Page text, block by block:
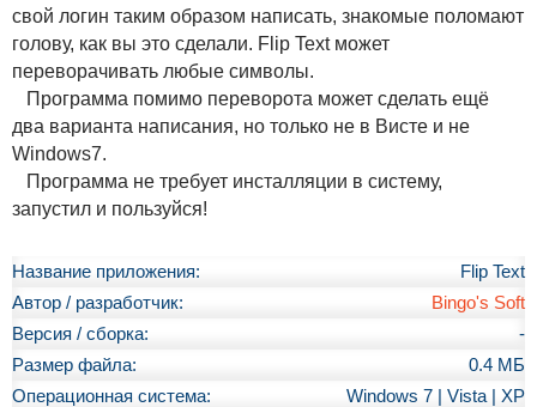
свой логин таким образом написать, знакомые поломают
голову, как вы это сделали. Flip Text может
переворачивать любые символы.
Программа помимо переворота может сделать ещё
два варианта написания, но только не в Висте и не
Windows7.
Программа не требует инсталляции в систему,
запустил и пользуйся!
Название приложения:
Flip Text
Автор / разработчик:
Bingo's Soft
Версия / сборка:
-
Размер файла:
0.4 МБ
Операционная система:
Windows 7 | Vista | XP